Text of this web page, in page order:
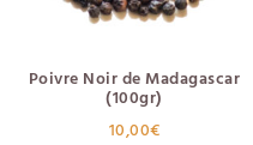
Poivre Noir de Madagascar
(100gr)
10,00€